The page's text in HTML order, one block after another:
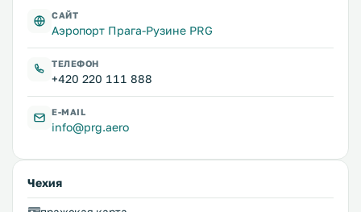
САЙТ
Аэропорт Прага-Рузине PRG
ТЕЛЕФОН
+420 220 111 888
E-MAIL
info@prg.aero
Чехия